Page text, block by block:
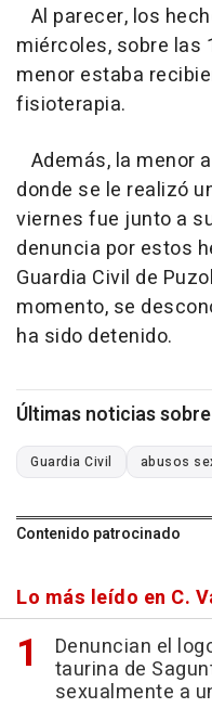
Al parecer, los
miércoles, sobre las
menor estaba
fisioterapia.
Además, la menor
donde se le realizó
viernes fue junto a
denuncia por estos
Guardia Civil de
momento, se
ha sido detenido.
Últimas noticias
Guardia Civil abusos
Contenido patrocinado
Lo más leído en C.
Denuncian el
taurina de
sexualmente a